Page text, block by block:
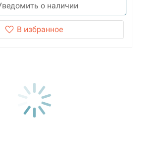
о наличии
В избранное